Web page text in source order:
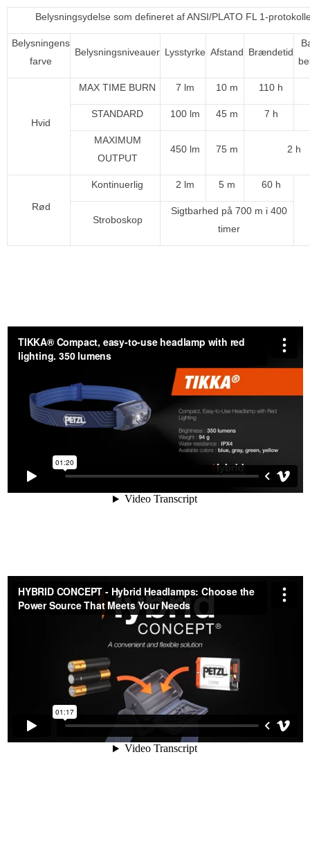
Belysningsydelse som defineret af ANSI/PLATO FL 1-
Belysningens
farve
Belysningsniveauer Lysstyrke Afstand Brændetid
Hvid
MAX TIME BURN 7 lm 10 m 110 h
STANDARD 100 lm 45 m 7 h
MAXIMUM
OUTPUT
450 lm 75 m 2 h
Rød
Kontinuerlig 2 lm 5 m 60 h
Stroboskop
Sigtbarhed på 700 m i 400
timer